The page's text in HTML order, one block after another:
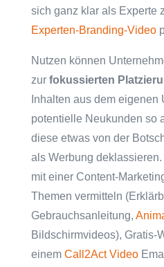
sich ganz klar als Experte
Experten-Branding-Video
Nutzen können
zur fokussierten
Inhalten aus dem eigenen
potentielle Neukunden so
diese etwas von der
als Werbung
mit einer Content-
Themen vermitteln
Gebrauchsanleitung,
Bildschirmvideos), Gratis-
einem Call2Act Video